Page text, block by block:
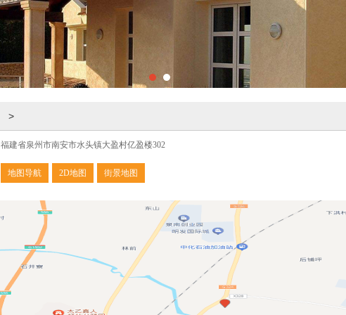
>
福建省泉州市南安市水头镇大盈村亿盈楼302
地图导航 2D地图 街景地图